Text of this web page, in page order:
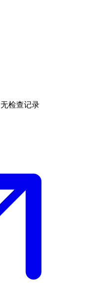
无检查记录